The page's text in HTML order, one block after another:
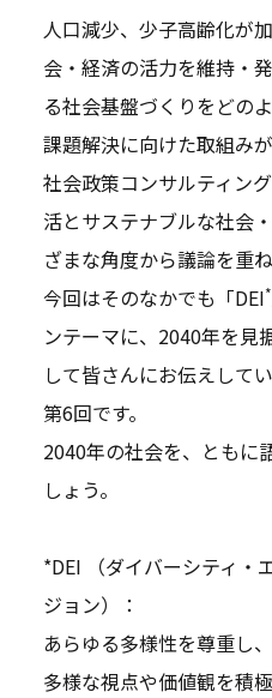
人口減少、少子高齢化が
会・経済の活力を維持・
る社会基盤づくりをどの
課題解決に向けた取組み
社会政策コンサルティン
活とサステナブルな社会
ざまな角度から議論を重ね
今回はそのなかでも「DEI*
ンテーマに、2040年を見
して皆さんにお伝えして
第6回です。
2040年の社会を、ともに
しょう。
*DEI （ダイバーシティ・
ジョン）：
あらゆる多様性を尊重し
多様な視点や価値観を積